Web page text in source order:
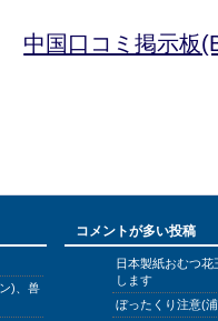
中国口コミ掲示板
)、兽
コメントが多い投稿
日本製紙おむつ
します
ぼったくり注意(